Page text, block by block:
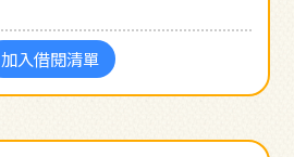
加入借閱清單